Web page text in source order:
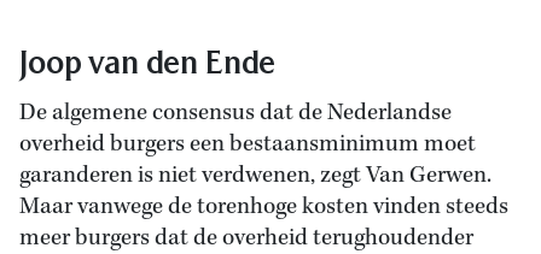
Joop van den Ende
De algemene consensus dat de Nederlandse
overheid burgers een bestaansminimum moet
garanderen is niet verdwenen, zegt Van Gerwen.
Maar vanwege de torenhoge kosten vinden steeds
meer burgers dat de overheid terughoudender